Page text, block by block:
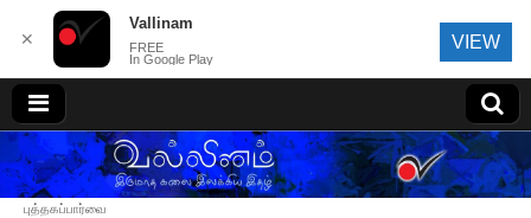
வல்லினம்
புத்தகப்பார்வை
✕
Vallinam
FREE
In Google Play
VIEW